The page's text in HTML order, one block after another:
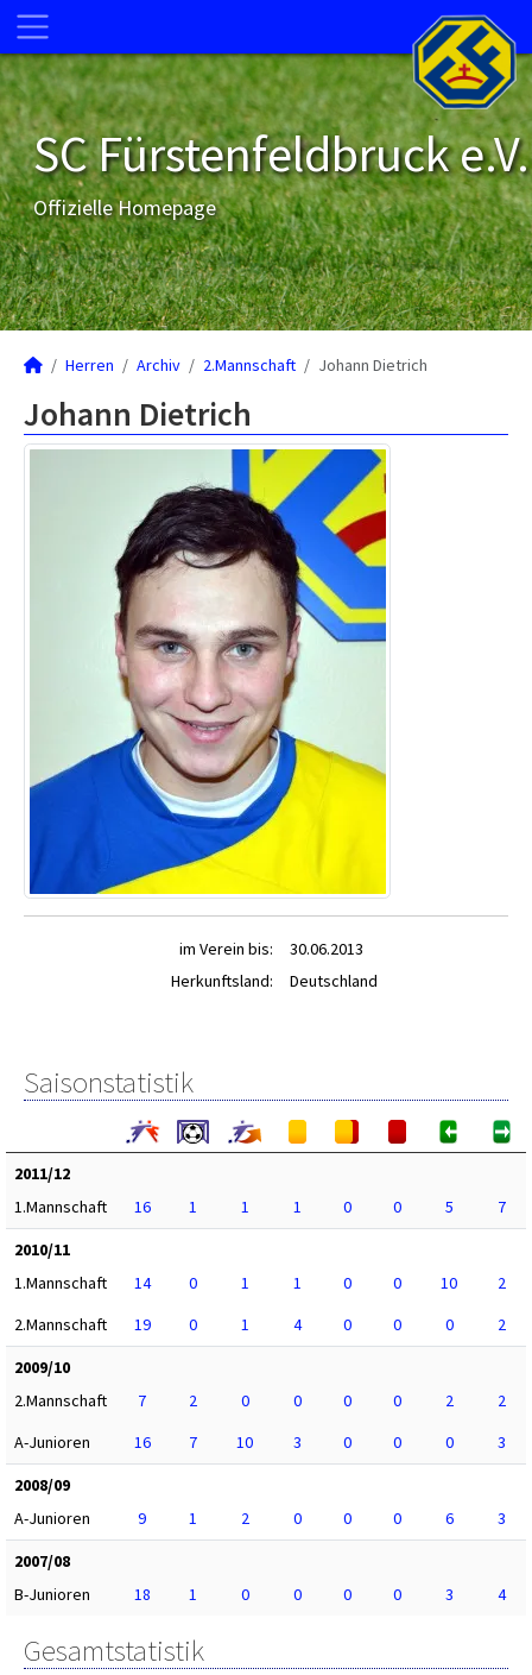
SC Fürstenfeldbruck e.V.
Offizielle Homepage
Herren Archiv 2.Mannschaft Johann Dietrich
Johann Dietrich
im Verein bis:
30.06.2013
Herkunftsland:
Deutschland
Saisonstatistik
2011/12
1.Mannschaft
16 1 1 1 0 0 5
7
2010/11
1.Mannschaft
14 0 1 1 0 0 10
2
2.Mannschaft
19 0 1 4 0 0 0
2
2009/10
2.Mannschaft
7 2 0 0 0 0 2
2
A-Junioren
16 7 10 3 0 0 0
3
2008/09
A-Junioren
9 1 2 0 0 0 6
3
2007/08
B-Junioren
18 1 0 0 0 0 3 4
Gesamtstatistik